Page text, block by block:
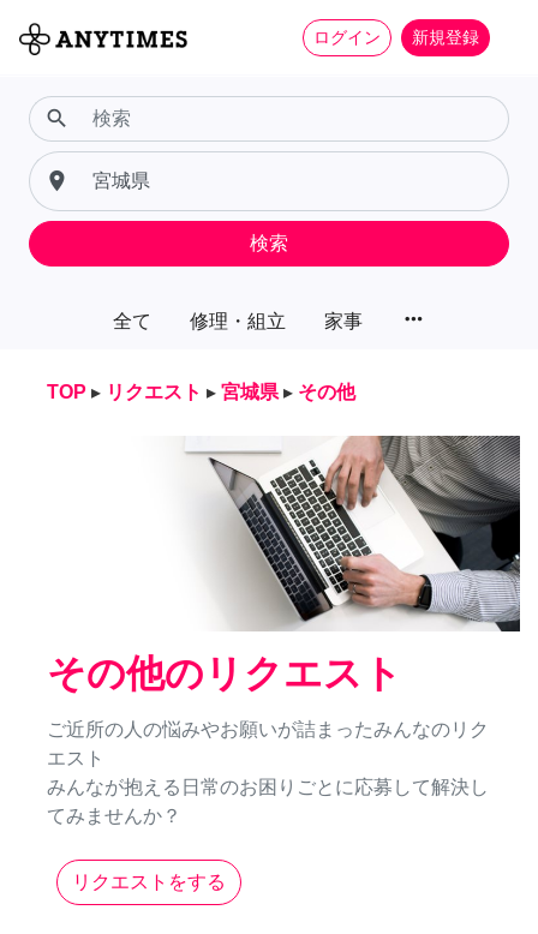
ログイン 新規登録
全て 修理・組立 家事 more_horiz
search
place
検索
TOP ▸ リクエスト ▸ 宮城県 ▸ その他
その他のリクエスト
ご近所の人の悩みやお願いが詰まったみんなのリク
エスト
みんなが抱える日常のお困りごとに応募して解決し
てみませんか？
リクエストをする